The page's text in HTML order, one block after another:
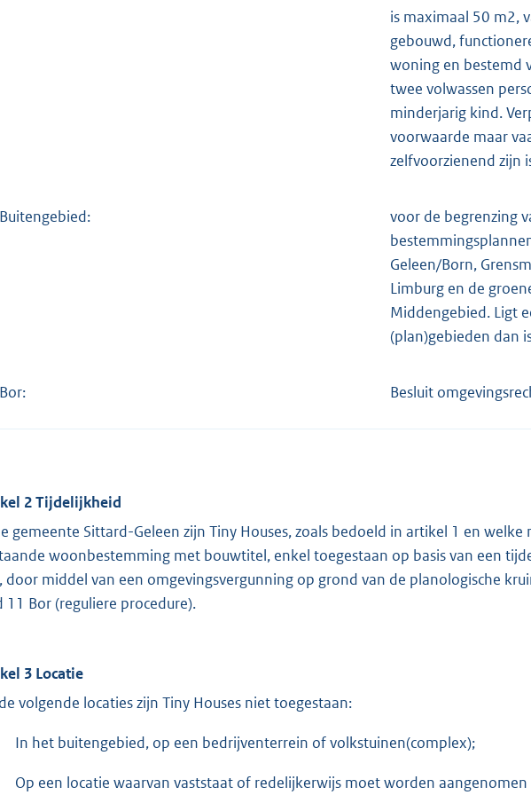
is maximaal 50 m2,
gebouwd,
woning en bestemd
twee volwassen
minderjarig kind.
voorwaarde maar
zelfvoorzienend zijn
Buitengebied:
voor de begrenzing
Geleen/Born,
Limburg en de
Middengebied. Ligt
(plan)gebieden dan
Bor: Besluit
2 Tijdelijkheid
gemeente Sittard-Geleen zijn Tiny Houses, zoals bedoeld in artikel 1 en
woonbestemming met bouwtitel, enkel toegestaan op basis van een
door middel van een omgevingsvergunning op grond van de planologische
11 Bor (reguliere procedure).
3 Locatie
volgende locaties zijn Tiny Houses niet toegestaan:
In het buitengebied, op een bedrijventerrein of volkstuinen(complex);
Op een locatie waarvan vaststaat of redelijkerwijs moet worden